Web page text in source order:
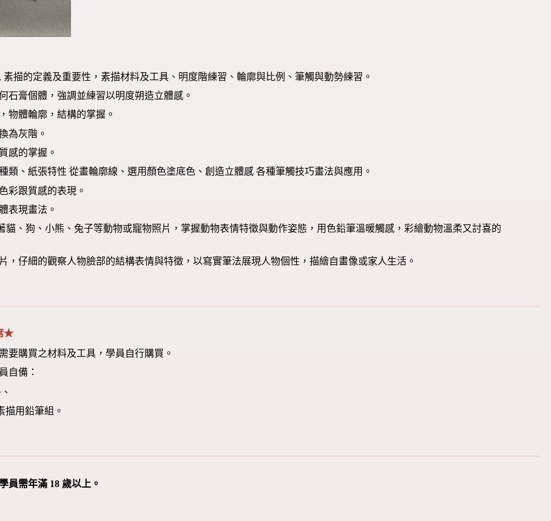
素描的定義及重要性，素描材料及工具、明度階練習、輪廓與比例、筆觸與動勢練習。
石膏個體，強調並練習以明度朔造立體感。
物體輪廓，結構的掌握。
為灰階。
感的掌握。
類、紙張特性 從畫輪廓線、選用顏色塗底色、創造立體感 各種筆觸技巧畫法與應用。
彩跟質感的表現。
表現畫法。
貓、狗、小熊、兔子等動物或寵物照片，掌握動物表情特徵與動作姿態，用色鉛筆溫暖觸感，彩繪動物溫柔又討喜的
，仔細的觀察人物臉部的結構表情與特徵，以寫實筆法展現人物個性，描繪自畫像或家人生活。
★
要購買之材料及工具，學員自行購買。
自備：
描用鉛筆組。
員需年滿 18 歲以上。